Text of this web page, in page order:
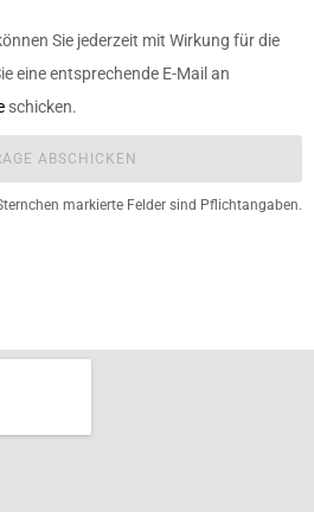
Sie jederzeit mit Wirkung für die
eine entsprechende E-Mail an
schicken.
ABSCHICKEN
markierte Felder sind Pflichtangaben.